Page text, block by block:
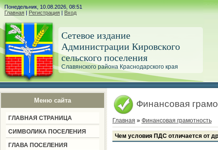
Понедельник, 10.08.2026, 08:51
Главная | Регистрация | Вход
Сетевое издание
Администрации Кировского
сельского поселения
Славянского района Краснодарского края
Меню сайта
ГЛАВНАЯ СТРАНИЦА
СИМВОЛИКА ПОСЕЛЕНИЯ
ГЛАВА ПОСЕЛЕНИЯ
Финансовая
Главная » Финансовая грамотность
Чем условия ПДС отличается от